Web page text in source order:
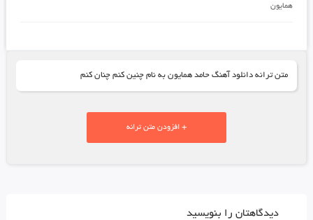
همایون
متن ترانه دانلود آهنگ حامد همایون به نام چنین کنم چنان کنم
+ افزودن متن ترانه
دیدگاهتان را بنویسید